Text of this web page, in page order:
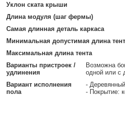
Уклон ската крыши
Длина модуля (шаг фермы)
Самая длинная деталь каркаса
Минимальная допустимая длина
Максимальная длина тента
Варианты пристроек /
удлинения
Возможна
одной или с
Вариант исполнения
пола
-
- Покрытие: